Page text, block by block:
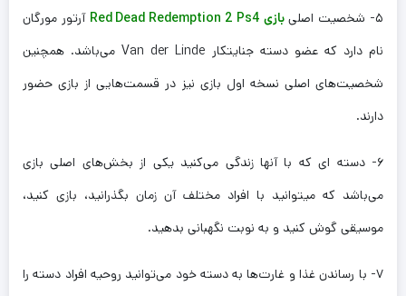
۵- شخصیت اصلی بازی Red Dead Redemption 2 Ps4
آرتور مورگان
نام دارد که عضو دسته جنایتکار Van der Linde می‌باشد. همچنین
شخصیت‌های اصلی نسخه اول بازی نیز در قسمت‌هایی از بازی حضور
دارند.
۶- دسته ای که با آنها زندگی می‌کنید یکی از بخش‌های اصلی بازی
می‌باشد که میتوانید با افراد مختلف آن زمان بگذرانید، بازی کنید،
موسیقی گوش کنید و به نوبت نگهبانی بدهید.
۷- با رساندن غذا و غارت‌ها به دسته خود می‌توانید روحیه افراد دسته را